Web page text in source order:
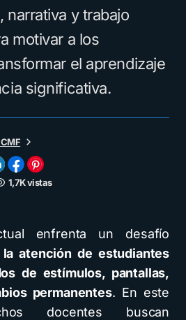
narrativa y trabajo
motivar a los
el aprendizaje
significativa.
1,7K vistas
enfrenta un desafío
atención de estudiantes
de estímulos, pantallas,
permanentes. En este
docentes buscan